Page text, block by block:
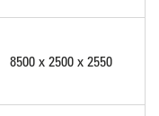
8500 x 2500 x 2550